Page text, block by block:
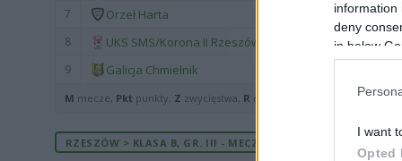
information
deny
in below
I want
Opted
7 Orzeł Harta
8 UKS SMS/Korona II Rzeszów
9 Galicja Chmielnik
M mecze, Pkt punkty, Z zwycięstwa, R remisy,
RZESZÓW > KLASA B, GR. III - MECZE ROZEGRANE U SIEBIE